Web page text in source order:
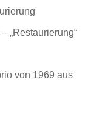
„Restaurierung“
von 1969 aus